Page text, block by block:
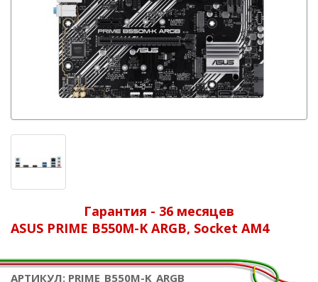
Гарантия - 36 месяцев
ASUS PRIME B550M-K ARGB, Socket AM4
АРТИКУЛ: PRIME_B550M-K_ARGB